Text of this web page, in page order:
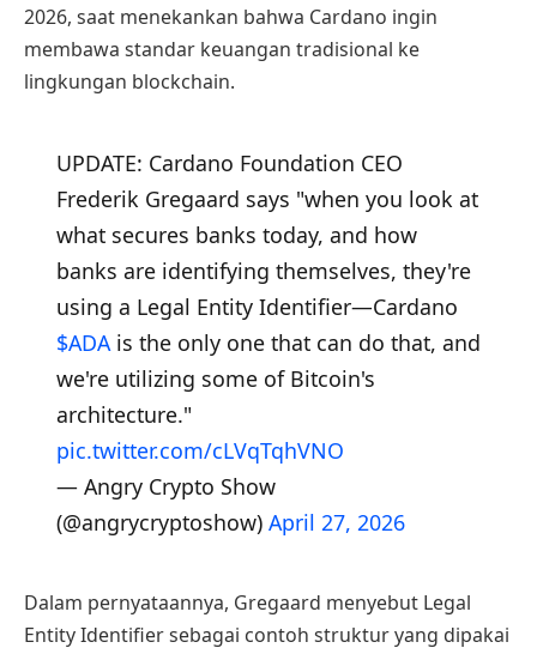
2026, saat menekankan bahwa Cardano ingin
membawa standar keuangan tradisional ke
lingkungan blockchain.
UPDATE: Cardano Foundation CEO
Frederik Gregaard says "when you look at
what secures banks today, and how
banks are identifying themselves, they're
using a Legal Entity Identifier—Cardano
$ADAis the only one that can do that, and
we're utilizing some of Bitcoin's
architecture."
pic.twitter.com/cLVqTqhVNO
— Angry Crypto Show
(@angrycryptoshow) April 27, 2026
Dalam pernyataannya, Gregaard menyebut Legal
Entity Identifier sebagai contoh struktur yang dipakai